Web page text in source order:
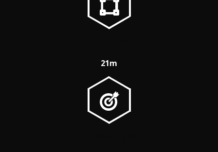
21m